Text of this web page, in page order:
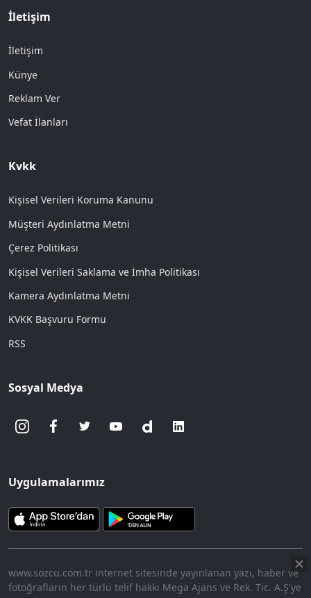
İletişim
İletişim
Künye
Reklam Ver
Vefat İlanları
Kvkk
Kişisel Verileri Koruma Kanunu
Müşteri Aydınlatma Metni
Çerez Politikası
Kişisel Verileri Saklama ve İmha Politikası
Kamera Aydınlatma Metni
KVKK Başvuru Formu
RSS
Sosyal Medya
Uygulamalarımız
www.sozcu.com.tr internet sitesinde yayınlanan yazı, haber ve
fotoğrafların her türlü telif hakkı Mega Ajans ve Rek. Tic. A.Ş'ye